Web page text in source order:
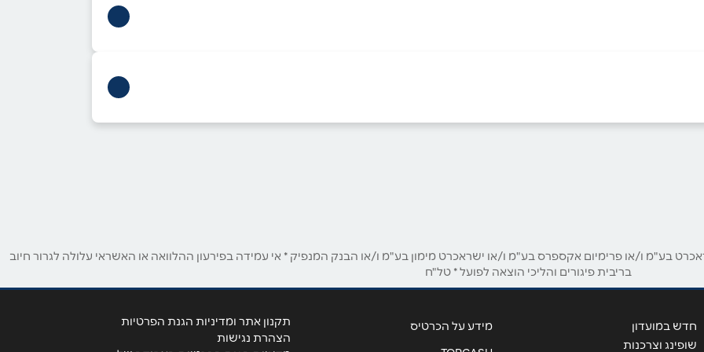
גן חולון רמלה
צומת מבקיעים גלובוס סנטר
אשקלון
המחל 1
אילת
מרכז תיירות מפלס תחתון
08-9327747
בע"מ ו/או פרימיום אקספרס בע"מ ו/או ישראכרט מימון בע"מ ו/או הבנק המנפיק * אי עמידה בפירעון ההלוואה או האשראי עלולה לגרור חיוב
בריבית פיגורים והליכי הוצאה לפועל * טל"ח
חדש במועדון
שופינג וצרכנות
מידע על הכרטיס
תקנון אתר ומדיניות הגנת הפרטיות
הצהרת נגישות